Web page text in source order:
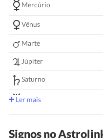
Mercúrio
Vênus
Marte
Júpiter
Saturno
Urano
Ler mais
Signos no